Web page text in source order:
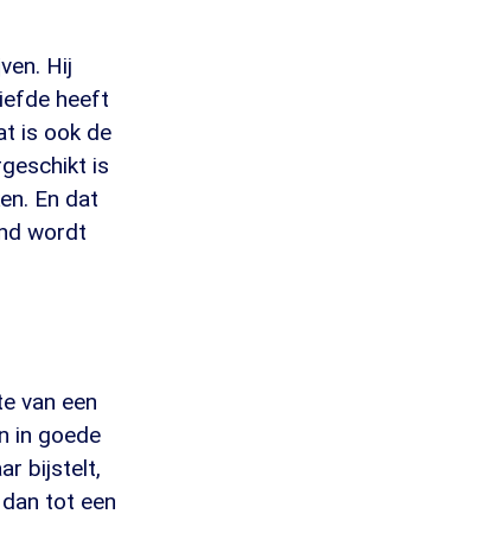
Hij
heeft
is ook de
is
En dat
wordt
van een
in goede
bijstelt,
tot een